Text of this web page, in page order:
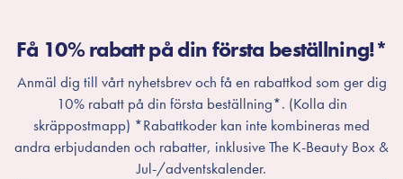
Få 10% rabatt på din första beställning!*
Anmäl dig till vårt nyhetsbrev och få en rabattkod som ger dig
10% rabatt på din första beställning*. (Kolla din
skräppostmapp) *Rabattkoder kan inte kombineras med
andra erbjudanden och rabatter, inklusive The K-Beauty Box &
Jul-/adventskalender.